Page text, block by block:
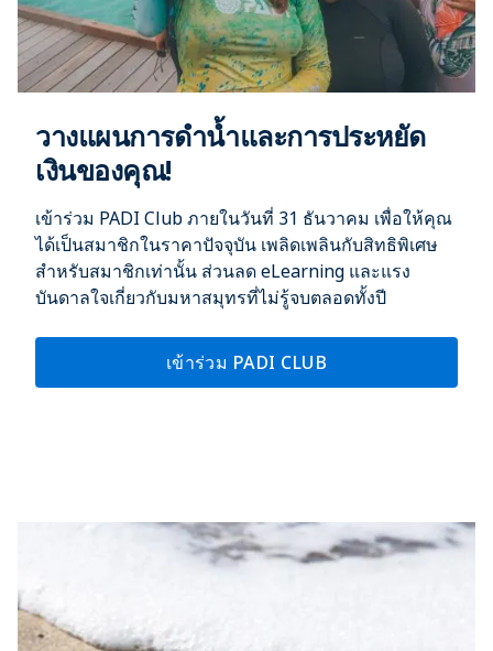
วางแผนการดำน้ำและการประหยัด
เงินของคุณ!
เข้าร่วม PADI Club ภายในวันที่ 31 ธันวาคม เพื่อให้คุณ
ได้เป็นสมาชิกในราคาปัจจุบัน เพลิดเพลินกับสิทธิพิเศษ
สำหรับสมาชิกเท่านั้น ส่วนลด eLearning และแรง
บันดาลใจเกี่ยวกับมหาสมุทรที่ไม่รู้จบตลอดทั้งปี
เข้าร่วม PADI CLUB